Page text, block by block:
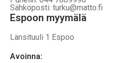
Sähköposti: turku@matto.fi
Espoon myymälä
Länsituuli 1 Espoo
Avoinna: